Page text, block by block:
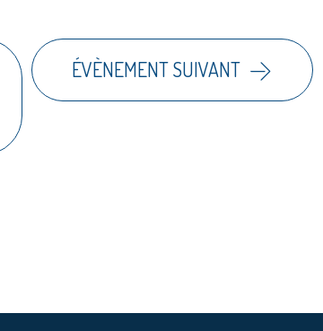
ÉVÈNEMENT SUIVANT